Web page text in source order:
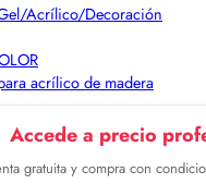
Acrílico/Decoración
acrílico de madera
Accede a precio
gratuita y compra con